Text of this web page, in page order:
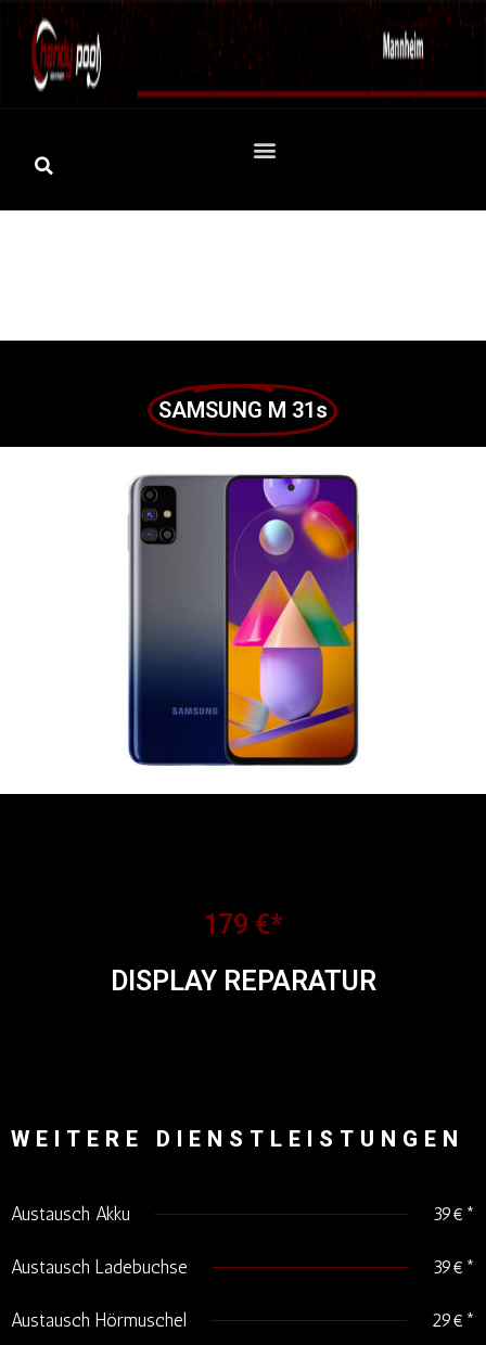
SAMSUNG M 31s
179 €*
DISPLAY REPARATUR
WEITERE DIENSTLEISTUNGEN
Austausch Akku 39€*
Austausch Ladebuchse 39€*
Austausch Hörmuschel 29€*